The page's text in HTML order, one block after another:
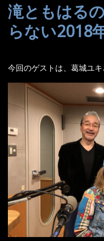
滝ともはる
らない2018
今回のゲストは、葛城ユキ